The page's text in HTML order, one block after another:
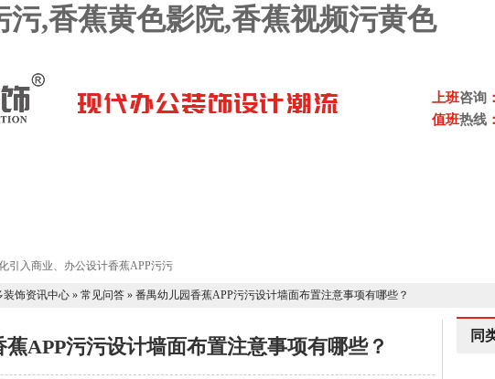
,香蕉黄色影院,香蕉视频污黄色
上班咨询 ：
值班热线 ：
装饰资讯中心 » 常见问答 » 番禺幼儿园香蕉APP污污设计墙面布置注意事项有哪些？
APP污污设计墙面布置注意事项有哪些？ 同